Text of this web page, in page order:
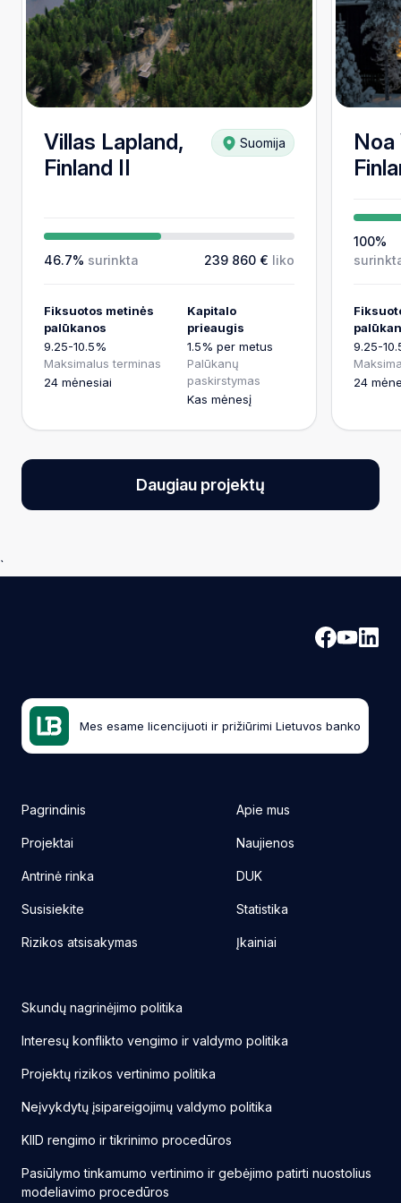
Maksimalus paskolos terminas
7.7-8.26%
Villas Lapland,
Finland II
Suomija
46.7% surinkta 239 860 € liko
Fiksuotos metinės
palūkanos
9.25-10.5%
Kapitalo
prieaugis
1.5% per metus
Maksimalus terminas
24 mėnesiai
Palūkanų
paskirstymas
Kas mėnesį
Noa
100%
9.25-
24
Daugiau projektų
`
Mes esame licencijuoti ir prižiūrimi Lietuvos banko
Pagrindinis
Projektai
Antrinė rinka
Susisiekite
Rizikos atsisakymas
Apie mus
Naujienos
DUK
Statistika
Įkainiai
Skundų nagrinėjimo politika
Interesų konflikto vengimo ir valdymo politika
Projektų rizikos vertinimo politika
Neįvykdytų įsipareigojimų valdymo politika
KIID rengimo ir tikrinimo procedūros
Pasiūlymo tinkamumo vertinimo ir gebėjimo patirti nuostolius
modeliavimo procedūros